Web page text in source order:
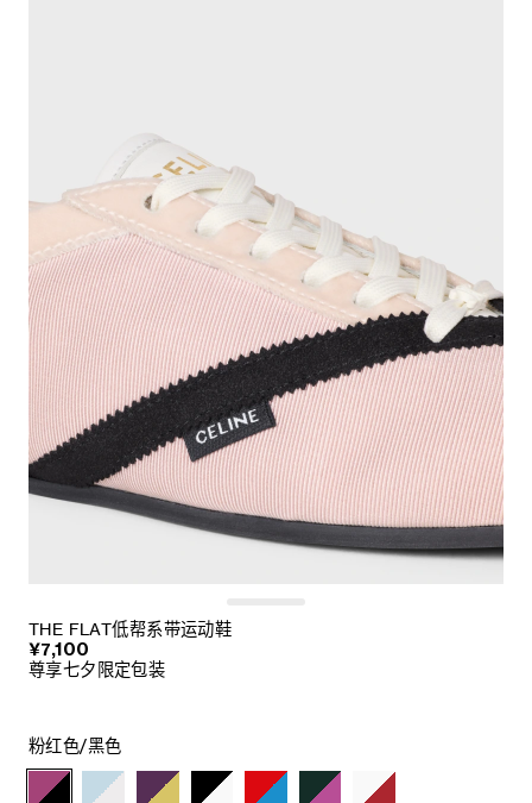
THE FLAT低帮系带运动鞋
¥7,100
尊享七夕限定包装
粉红色/黑色